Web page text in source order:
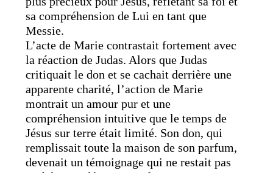
sa compréhension de Lui en tant que
Messie.
L’acte de Marie contrastait fortement avec
la réaction de Judas. Alors que Judas
critiquait le don et se cachait derrière une
apparente charité, l’action de Marie
montrait un amour pur et une
compréhension intuitive que le temps de
Jésus sur terre était limité. Son don, qui
remplissait toute la maison de son parfum,
devenait un témoignage qui ne restait pas